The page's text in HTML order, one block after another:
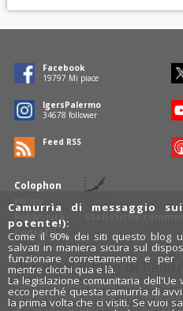
Colophon
Policy
Pubblicità
Contatti
Statistiche
Facebook
19797 Mi piace
IgersPalermo
34678 follower
Feed RSS
Rosalio è il blog di
754 autoriraccontano Palermo dal
Anche tu puoi essere uno degli
Camurrìa di messaggio
potente!):
Come il 90% dei siti questo blog
salvati in maniera sicura sul
funzionare correttamente e per
mentre clicchi qua e là.
La legislazione comunitaria dell'Ue
ecco perché questa camurrìa di
la prima volta che ci visiti. Se vuoi